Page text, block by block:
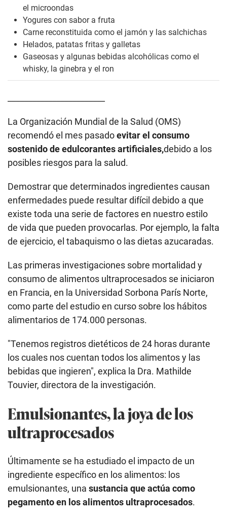
el microondas
Yogures con sabor a fruta
Carne reconstituida como el jamón y las salchichas
Helados, patatas fritas y galletas
Gaseosas y algunas bebidas alcohólicas como el
whisky, la ginebra y el ron
La Organización Mundial de la Salud (OMS)
recomendó el mes pasadoevitar el consumo
sostenido de edulcorantes artificiales,debido a los
posibles riesgos para la salud.
Demostrar que determinados ingredientes causan
enfermedades puede resultar difícil debido a que
existe toda una serie de factores en nuestro estilo
de vida que pueden provocarlas. Por ejemplo, la falta
de ejercicio, el tabaquismo o las dietas azucaradas.
Las primeras investigaciones sobre mortalidad y
consumo de alimentos ultraprocesados se iniciaron
en Francia, en la Universidad Sorbona París Norte,
como parte del estudio en curso sobre los hábitos
alimentarios de 174.000 personas.
"Tenemos registros dietéticos de 24 horas durante
los cuales nos cuentan todos los alimentos y las
bebidas que ingieren", explica la Dra. Mathilde
Touvier, directora de la investigación.
Emulsionantes, la joya de los
ultraprocesados
Últimamente se ha estudiado el impacto de un
ingrediente específico en los alimentos: los
emulsionantes, una sustancia que actúa como
pegamento en los alimentos ultraprocesados.